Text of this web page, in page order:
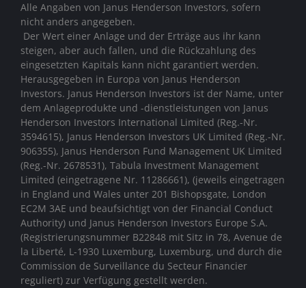
Alle Angaben von Janus Henderson Investors, sofern
nicht anders angegeben.
Der Wert einer Anlage und der Erträge aus ihr kann
steigen, aber auch fallen, und die Rückzahlung des
eingesetzten Kapitals kann nicht garantiert werden.
Herausgegeben in Europa von Janus Henderson
Investors. Janus Henderson Investors ist der Name, unter
dem Anlageprodukte und -dienstleistungen von Janus
Henderson Investors International Limited (Reg.-Nr.
3594615), Janus Henderson Investors UK Limited (Reg.-Nr.
906355), Janus Henderson Fund Management UK Limited
(Reg.-Nr. 2678531), Tabula Investment Management
Limited (eingetragene Nr. 11286661), (jeweils eingetragen
in England und Wales unter 201 Bishopsgate, London
EC2M 3AE und beaufsichtigt von der Financial Conduct
Authority) und Janus Henderson Investors Europe S.A.
(Registrierungsnummer B22848 mit Sitz in 78, Avenue de
la Liberté, L-1930 Luxemburg, Luxemburg, und durch die
Commission de Surveillance du Secteur Financier
reguliert) zur Verfügung gestellt werden.